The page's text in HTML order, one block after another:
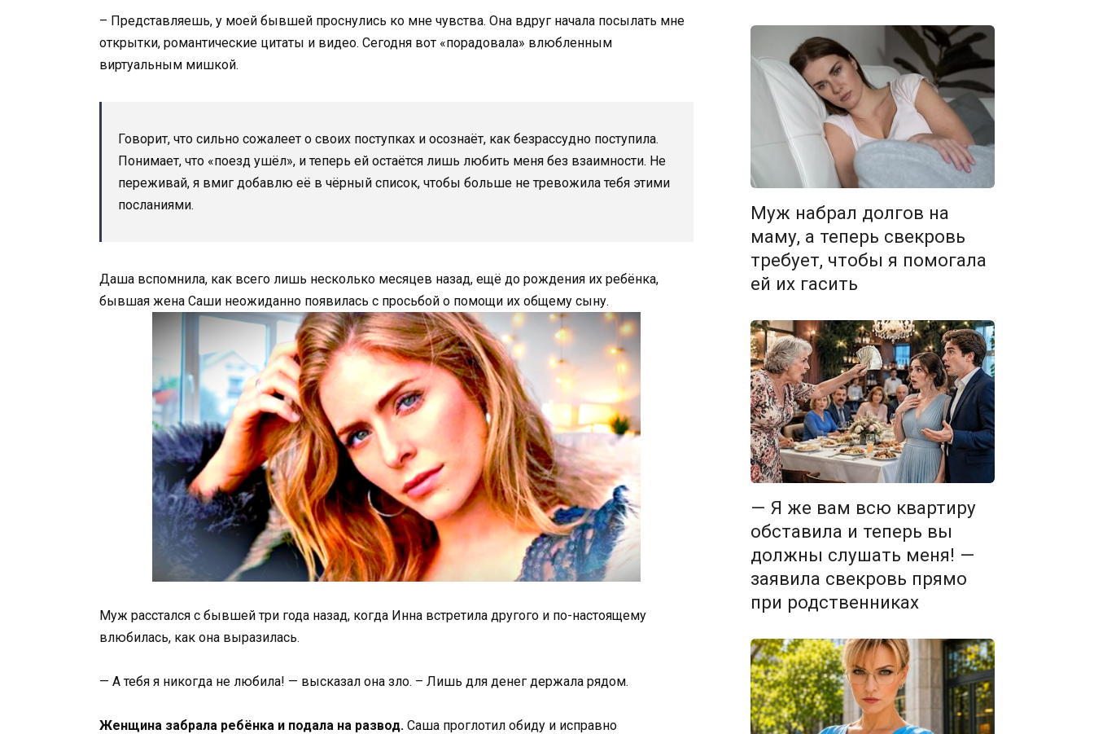
– Представляешь, у моей бывшей проснулись ко мне чувства. Она вдруг начала посылать мне
открытки, романтические цитаты и видео. Сегодня вот «порадовала» влюбленным
виртуальным мишкой.
Говорит, что сильно сожалеет о своих поступках и осознаёт, как безрассудно поступила.
Понимает, что «поезд ушёл», и теперь ей остаётся лишь любить меня без взаимности. Не
переживай, я вмиг добавлю её в чёрный список, чтобы больше не тревожила тебя этими
посланиями.
Даша вспомнила, как всего лишь несколько месяцев назад, ещё до рождения их ребёнка,
бывшая жена Саши неожиданно появилась с просьбой о помощи их общему сыну.
Муж расстался с бывшей три года назад, когда Инна встретила другого и по-настоящему
влюбилась, как она выразилась.
— А тебя я никогда не любила! — высказал она зло. – Лишь для денег держала рядом.
Женщина забрала ребёнка и подала на развод. Саша проглотил обиду и исправно
Муж набрал долгов на
маму, а теперь свекровь
требует, чтобы я помогала
ей их гасить
— Я же вам всю квартиру
обставила и теперь вы
должны слушать меня! —
заявила свекровь прямо
при родственниках